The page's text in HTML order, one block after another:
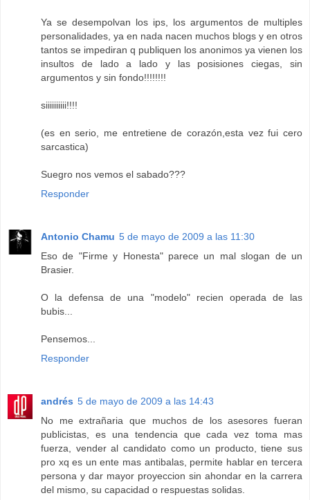
Ya se desempolvan los ips, los argumentos de multiples
personalidades, ya en nada nacen muchos blogs y en otros
tantos se impediran q publiquen los anonimos ya vienen los
insultos de lado a lado y las posisiones ciegas, sin
argumentos y sin fondo!!!!!!!!
siiiiiiiiii!!!!
(es en serio, me entretiene de corazón,esta vez fui cero
sarcastica)
Suegro nos vemos el sabado???
Responder
Antonio Chamu 5 de mayo de 2009 a las 11:30
Eso de "Firme y Honesta" parece un mal slogan de un
Brasier.
O la defensa de una "modelo" recien operada de las
bubis...
Pensemos...
Responder
andrés 5 de mayo de 2009 a las 14:43
No me extrañaria que muchos de los asesores fueran
publicistas, es una tendencia que cada vez toma mas
fuerza, vender al candidato como un producto, tiene sus
pro xq es un ente mas antibalas, permite hablar en tercera
persona y dar mayor proyeccion sin ahondar en la carrera
del mismo, su capacidad o respuestas solidas.